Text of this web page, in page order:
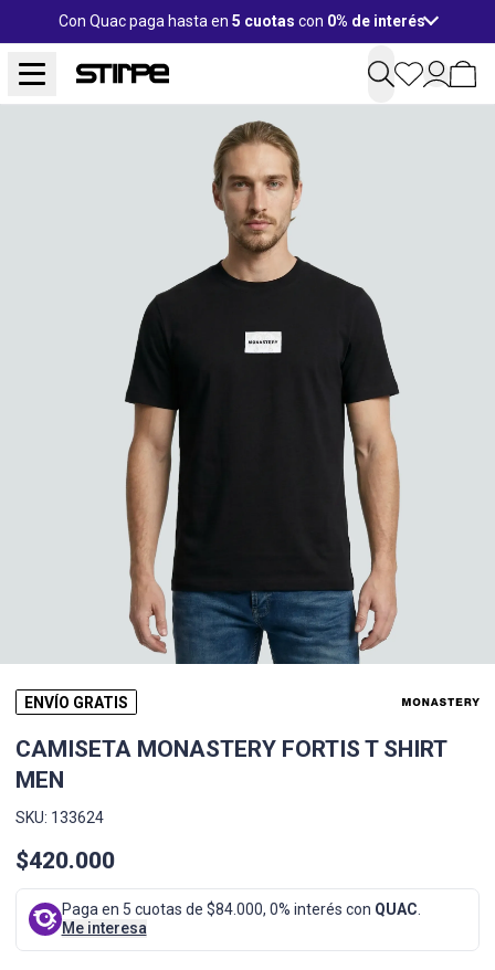
Con Quac paga hasta en 5 cuotas con 0% de interés
ENVÍO GRATIS
CAMISETA MONASTERY FORTIS T SHIRT
MEN
SKU: 133624
$420.000
Paga en 5 cuotas de $84.000, 0% interés con QUAC
Me interesa